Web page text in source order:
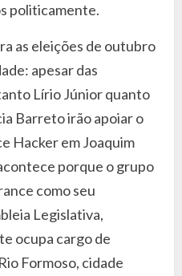
politicamente.
as eleições de outubro
apesar das
Lírio Júnior quanto
Barreto irão apoiar o
Hacker em Joaquim
porque o grupo
como seu
Legislativa,
ocupa cargo de
Formoso, cidade